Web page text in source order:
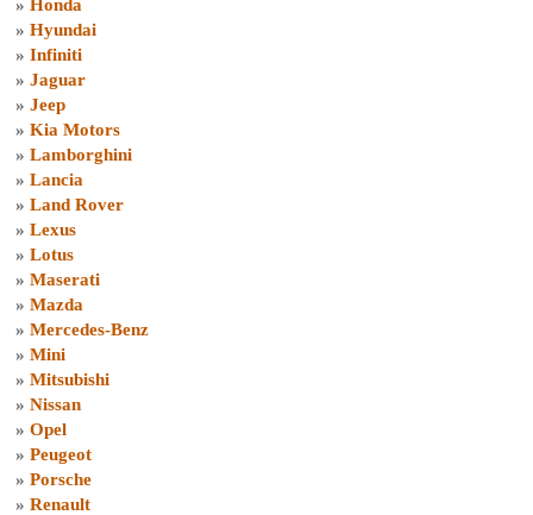
» Honda
» Hyundai
» Infiniti
» Jaguar
» Jeep
» Kia Motors
» Lamborghini
» Lancia
» Land Rover
» Lexus
» Lotus
» Maserati
» Mazda
» Mercedes-Benz
» Mini
» Mitsubishi
» Nissan
» Opel
» Peugeot
» Porsche
» Renault